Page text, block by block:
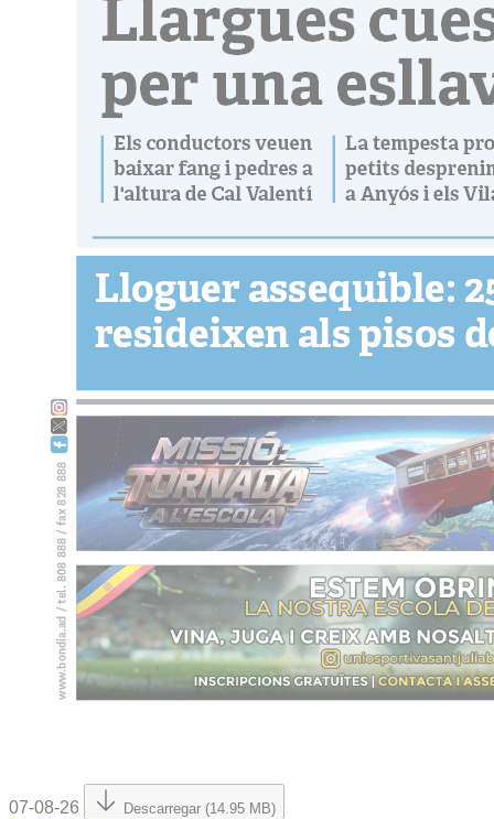
07-08-26 Descarregar (14.95 MB)